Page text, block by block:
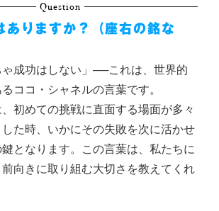
Question
ありますか？（座右の銘な
ゃ成功はしない」──これは、世界的
ココ・シャネルの言葉です。
初めての挑戦に直面する場面が多々
た時、いかにその失敗を次に活かせ
となります。この言葉は、私たちに
向きに取り組む大切さを教えてくれ